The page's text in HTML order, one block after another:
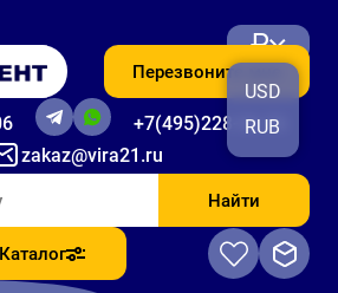
zakaz@vira21.ru
+7(495)228-06-56
Перезвоните мне
₽
USD
RUB
Найти
Каталог